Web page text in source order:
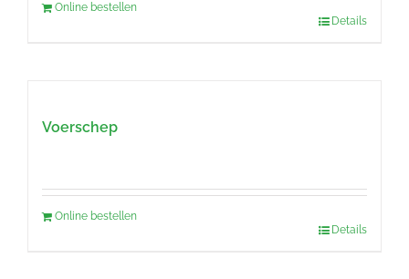
Online bestellen
Details
Voerschep
Online bestellen
Details